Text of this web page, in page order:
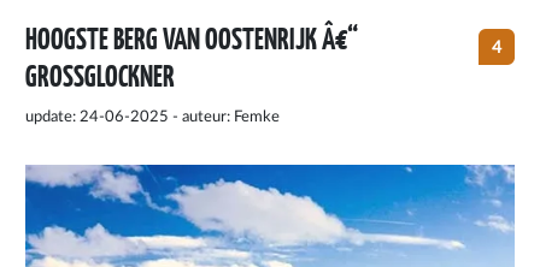
HOOGSTE BERG VAN OOSTENRIJK Â€“
GROSSGLOCKNER
update: 24-06-2025 - auteur: Femke
4